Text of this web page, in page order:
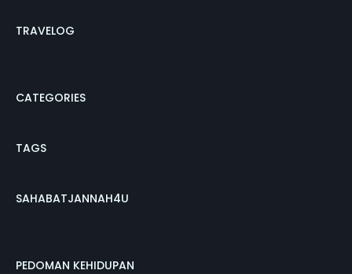
TRAVELOG
CATEGORIES
TAGS
SAHABATJANNAH4U
PEDOMAN KEHIDUPAN